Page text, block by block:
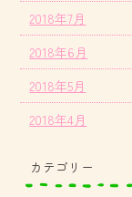
2018年7月
2018年6月
2018年5月
2018年4月
カテゴリー